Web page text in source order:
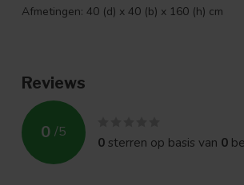
Afmetingen: 40 (d) x 40 (b) x 160 (h) cm
Reviews
0 /5
0sterren op basis van 0